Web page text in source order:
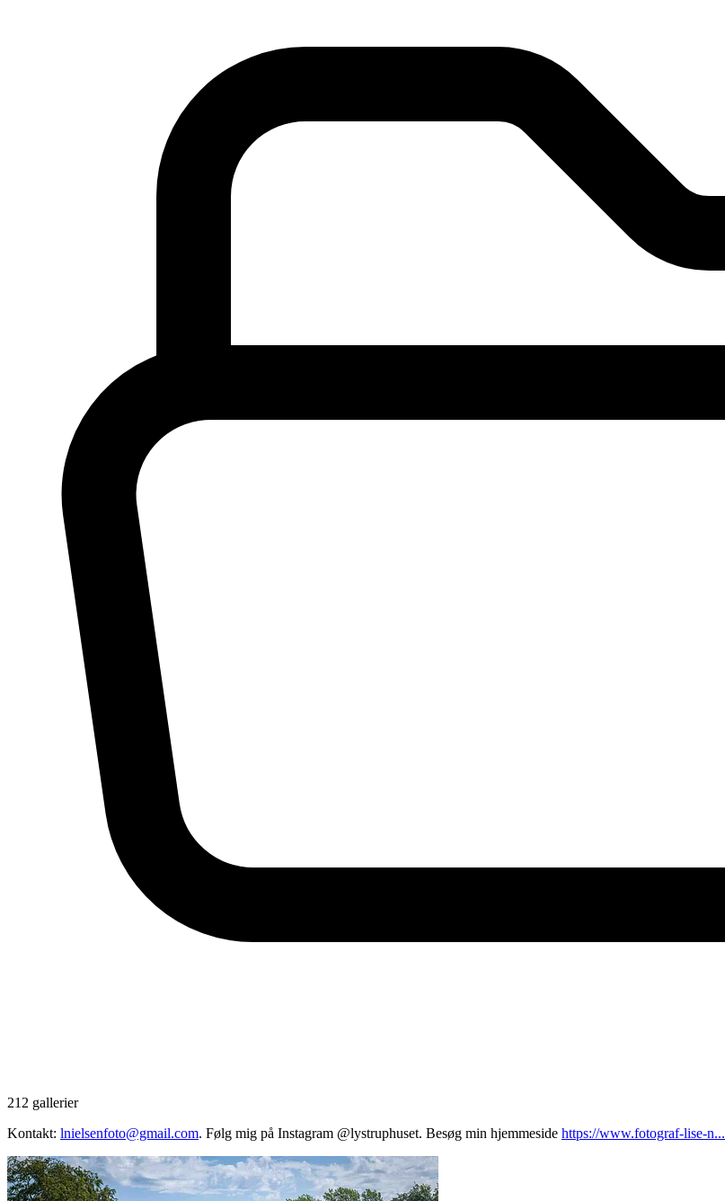
212 gallerier
Kontakt: lnielsenfoto@gmail.com. Følg mig på Instagram @lystruphuset. Besøg min hjemmeside https://www.fotograf-lise-n...